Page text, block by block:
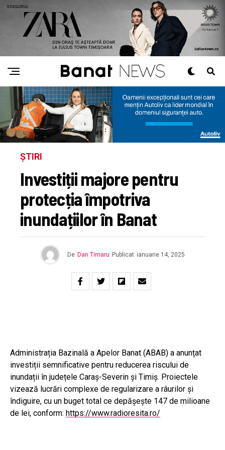
ȘTIRI
Investiții majore pentru
protecția împotriva
inundațiilor în Banat
De Dan Timaru Publicat ianuarie 14, 2025
Administrația Bazinală a Apelor Banat (ABAB) a anunțat
investiții semnificative pentru reducerea riscului de
inundații în județele Caraș-Severin și Timiș. Proiectele
vizează lucrări complexe de regularizare a râurilor și
îndiguire, cu un buget total ce depășește 147 de milioane
de lei, conform: https://www.radioresita.ro/